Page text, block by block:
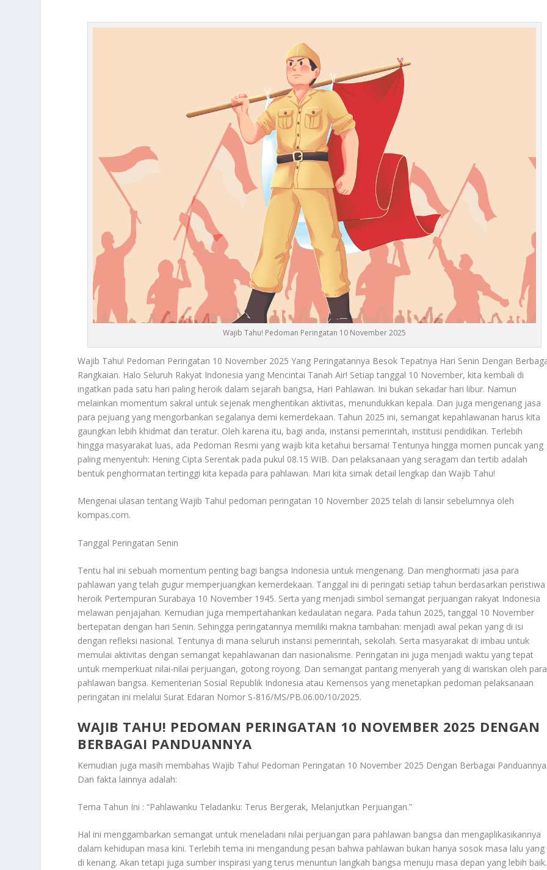
Wajib Tahu! Pedoman Peringatan 10 November 2025
Wajib Tahu! Pedoman Peringatan 10 November 2025 Yang Peringatannya Besok Tepatnya Hari Senin Dengan
Rangkaian. Halo Seluruh Rakyat Indonesia yang Mencintai Tanah Air! Setiap tanggal 10 November, kita kembali di
ingatkan pada satu hari paling heroik dalam sejarah bangsa, Hari Pahlawan. Ini bukan sekadar hari libur. Namun
melainkan momentum sakral untuk sejenak menghentikan aktivitas, menundukkan kepala. Dan juga mengenang jasa
para pejuang yang mengorbankan segalanya demi kemerdekaan. Tahun 2025 ini, semangat kepahlawanan harus kita
gaungkan lebih khidmat dan teratur. Oleh karena itu, bagi anda, instansi pemerintah, institusi pendidikan. Terlebih
hingga masyarakat luas, ada Pedoman Resmi yang wajib kita ketahui bersama! Tentunya hingga momen puncak yang
paling menyentuh: Hening Cipta Serentak pada pukul 08.15 WIB. Dan pelaksanaan yang seragam dan tertib adalah
bentuk penghormatan tertinggi kita kepada para pahlawan. Mari kita simak detail lengkap danWajib Tahu!
Mengenai ulasan tentangWajib Tahu! pedoman peringatan 10 November 2025 telah di lansir sebelumnya oleh
kompas.com.
Tanggal Peringatan Senin
Tentu hal ini sebuah momentum penting bagi bangsa Indonesia untuk mengenang. Dan menghormati jasa para
pahlawan yang telah gugur memperjuangkan kemerdekaan. Tanggal ini di peringati setiap tahun berdasarkan peristiwa
heroik Pertempuran Surabaya 10 November 1945. Serta yang menjadi simbol semangat perjuangan rakyat Indonesia
melawan penjajahan. Kemudian juga mempertahankan kedaulatan negara. Pada tahun 2025, tanggal 10 November
bertepatan dengan hari Senin. Sehingga peringatannya memiliki makna tambahan: menjadi awal pekan yang di isi
dengan refleksi nasional. Tentunya di mana seluruh instansi pemerintah, sekolah. Serta masyarakat di imbau untuk
memulai aktivitas dengan semangat kepahlawanan dan nasionalisme. Peringatan ini juga menjadi waktu yang tepat
untuk memperkuat nilai-nilai perjuangan, gotong royong. Dan semangat pantang menyerah yang di wariskan oleh para
pahlawan bangsa. Kementerian Sosial Republik Indonesia atau Kemensos yang menetapkan pedoman pelaksanaan
peringatan ini melalui Surat Edaran Nomor S-816/MS/PB.06.00/10/2025.
WAJIB TAHU! PEDOMAN PERINGATAN 10 NOVEMBER 2025 DENGAN
BERBAGAI PANDUANNYA
Kemudian juga masih membahasWajib Tahu! Pedoman Peringatan 10 November 2025 Dengan Berbagai Panduannya
Dan fakta lainnya adalah:
Tema Tahun Ini : “Pahlawanku Teladanku: Terus Bergerak, Melanjutkan Perjuangan.”
Hal ini menggambarkan semangat untuk meneladani nilai perjuangan para pahlawan bangsa dan mengaplikasikannya
dalam kehidupan masa kini. Terlebih tema ini mengandung pesan bahwa pahlawan bukan hanya sosok masa lalu yang
di kenang. Akan tetapi juga sumber inspirasi yang terus menuntun langkah bangsa menuju masa depan yang lebih baik.